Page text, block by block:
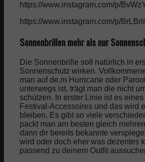
https://www.instagram.com/p/
https://www.instagram.com/p/
Sonnenbrillen mehr als nur
Die Sonnenbrille soll natürlich in
Sonnenschutz wirken.
man auf de,m Hurricane oder
unterwegs ist, trägt man die nicht
schützen. In erster Linie ist es
Festival-Accessoires und das wird
bleiben. Es gibt so viele
packt man am besten gleich
dann dir bereits bekannte
wird oder doch eher was dezentes
passend zu deinem Outfit